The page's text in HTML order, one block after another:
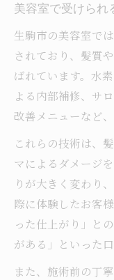
美容室で受けられ
生駒市の美容室で
されており、髪質
ばれています。水
よる内部補修、サ
改善メニューなど
これらの技術は、
マによるダメージ
りが大きく変わり
際に体験したお客
った仕上がり」と
がある」といった
また、施術前の丁